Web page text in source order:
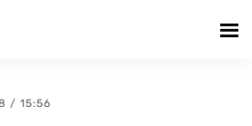
/ 15:56